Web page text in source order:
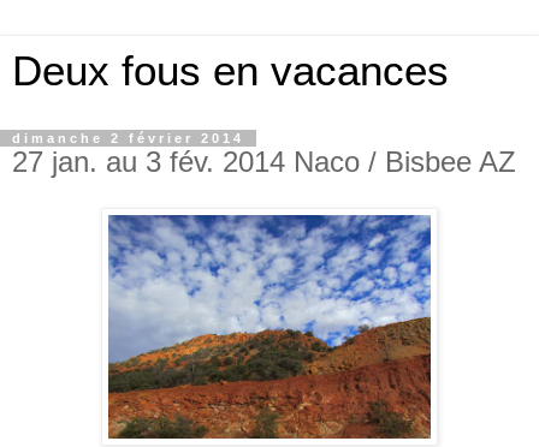
Deux fous en vacances
dimanche 2 février 2014
27 jan. au 3 fév. 2014 Naco / Bisbee AZ